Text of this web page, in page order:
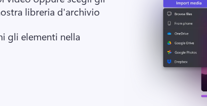
libreria d'archivio
gli elementi nella